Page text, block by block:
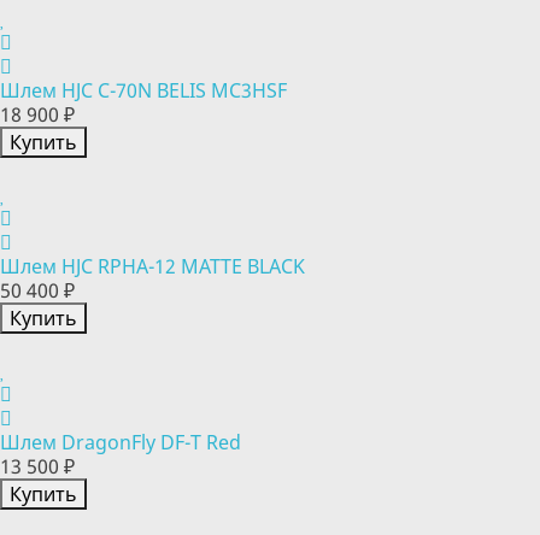
Шлем HJC C-70N BELIS MC3HSF
18 900 ₽
Купить
Шлем HJC RPHA-12 MATTE BLACK
50 400 ₽
Купить
Шлем DragonFly DF-T Red
13 500 ₽
Купить